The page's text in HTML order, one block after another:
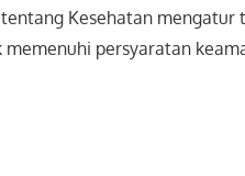
tentang Kesehatan mengatur
persyaratan